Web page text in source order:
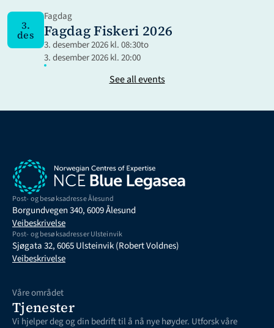
3.
des
Fagdag
Fagdag Fiskeri 2026
3. desember 2026 kl. 08:30to
3. desember 2026 kl. 20:00
See all events
Post- og besøksadresse Ålesund
Borgundvegen 340, 6009 Ålesund
Veibeskrivelse
Post- og besøksadresser Ulsteinvik
Sjøgata 32, 6065 Ulsteinvik (Robert Voldnes)
Veibeskrivelse
Våre området
Tjenester
Vi hjelper deg og din bedrift til å nå nye høyder. Utforsk våre